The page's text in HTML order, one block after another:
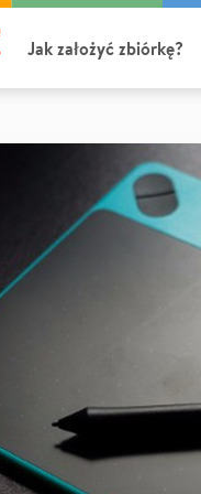
Jak założyć zbiórkę?